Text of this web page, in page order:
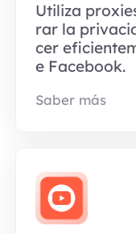
Utiliza
rar la
cer
e Facebook.
Saber más